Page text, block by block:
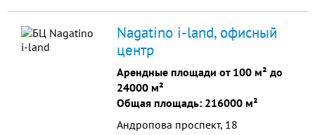
центра - 12 700 м². Подземный
паркинг.
Nagatino i-land, офисный
центр
Арендные площади от 100 м² до
24000 м²
Общая площадь: 216000 м²
Андропова проспект, 18